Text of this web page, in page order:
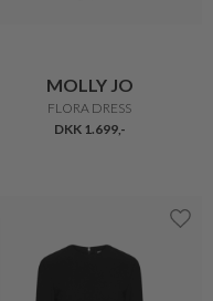
MOLLY JO
FLORA DRESS
DKK 1.699,-